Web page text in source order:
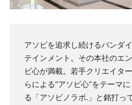
アソビを追求し続けるバンダ
テインメント。その本社のエ
ビ心が満載。若手クリエイタ
らによる“アソビ心”をテーマ
る「アソビノラボ.」と銘打っ